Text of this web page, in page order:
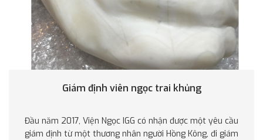
Giám định viên ngọc trai khủng
Đầu năm 2017, Viện Ngọc IGG có nhận được một yêu cầu
giám định từ một thương nhân người Hồng Kông, đi giám